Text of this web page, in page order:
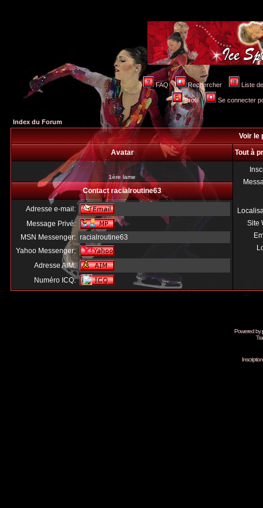
FAQ Rechercher Liste
Profil Se connecter
Index du Forum
Voir le
Avatar
Tout à
1ère lame
Site
Contact racialroutine63
Adresse e-mail:
Message Privé:
MSN Messenger: racialroutine63
Yahoo Messenger:
Adresse AIM:
Numéro ICQ:
Powered by